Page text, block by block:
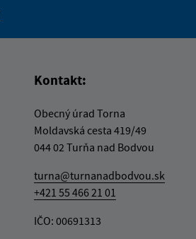
Kontakt:
Obecný úrad Torna
Moldavská cesta 419/49
044 02 Turňa nad Bodvou
turna@turnanadbodvou.sk
+421 55 466 21 01
IČO: 00691313